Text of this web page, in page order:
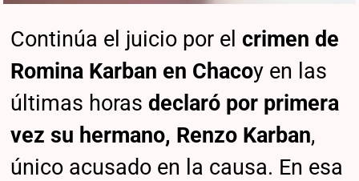
Continúa el juicio por elcrimen de
Romina Karban en Chacoy en las
últimas horas declaró por primera
vez su hermano, Renzo Karban,
único acusado en la causa. En esa